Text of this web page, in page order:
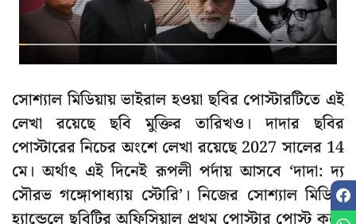
সোশ্যাল মিডিয়ায় ভাইরাল হওয়া ছবির পোস্টারটিতে এই
লেখা রয়েছে ছবি মুক্তির তারিখও। দাদার ছবির
পোস্টারের নিচের অংশে লেখা রয়েছে 2027 সালের 14
মে। অর্থাৎ এই দিনেই রূপলী পর্দায় আসবে ‘দাদা: দ্য
সৌরভ গঙ্গোপাধ্যায় স্টোরি’। নিজের সোশ্যাল মিডিয়া